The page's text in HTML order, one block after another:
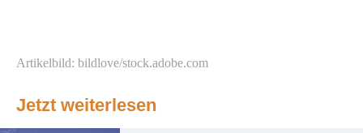
Artikelbild: bildlove/stock.adobe.com
Jetzt weiterlesen